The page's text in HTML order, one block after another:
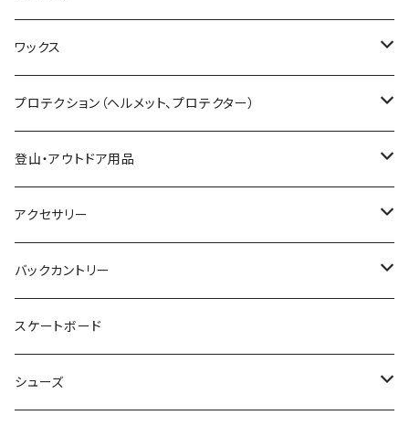
19-20 GENTEMSTICK
CAPITA
MOSS snowboards
23-24 MOSS Snowboards
24-25 MOSS Snowboards
CROOJA
24-25 CROOJA
25-26 CROOJA
SPREAD
23-24 SPREAD
24-25 SPREAD
GREEN.LAB
24-25 GREEN.LAB
LIB TECH
SALOMON
Karakoram
SALOMON
YONEX
PLATE PIA
FLEX BOOSTER TOOL
GOODMAN
SMITH GOGGLE
HESTRA
GENTEMSTICK
GREEN CLOTHING
LADE Clothing
バンザイペイント
ワックス
GALLIUM WAX
固形ワックス（フッ素無し）
固形ワックス（フッ素あり）
COSLABO WAX
プロテクション（ヘルメット、プロテクター）
BERN HELMET
sandbox helmet
EB'S
DICE HELMET
Gallium wax
登山・アウトドア用品
トレッキングシューズ
SCARPA
レインウェア
フィントラック
ベースレイヤー
ファイントラック
テント
アクセサリー
サングラス
オークリー
DICE
バッグ
eb's
小物
バックカントリー
ＭＳＲ
スノーシュー
Black Diamond
スケートボード
シューズ